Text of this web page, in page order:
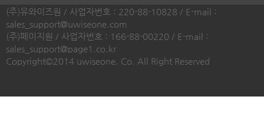
(주)유와이즈원 / 사업자번호 : 220-88-10828 / E-mail :
sales_support@uwiseone.com
(주)페이지원 / 사업자번호 : 166-88-00220 / E-mail :
sales_support@page1.co.kr
Copyright©2014 uwiseone. Co. All Right Reserved